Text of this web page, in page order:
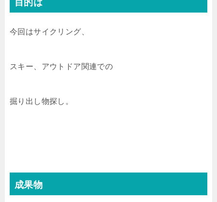
今回はサイクリング、
スキー、アウトドア関連での
掘り出し物探し。
成果物